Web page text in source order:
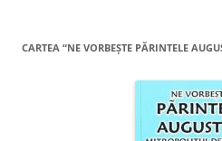
CARTEA “NE VORBEŞTE PĂRINTELE